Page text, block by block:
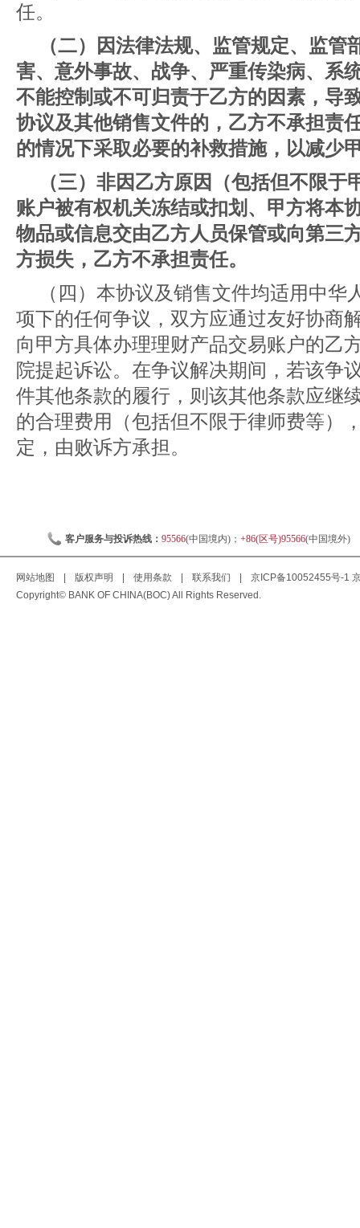
任。
（二）因法律法规、监管规定、监管
害、意外事故、战争、严重传染病、系
不能控制或不可归责于乙方的因素，导
协议及其他销售文件的，乙方不承担责
的情况下采取必要的补救措施，以减少
（三）非因乙方原因（包括但不限
账户被有权机关冻结或扣划、甲方将本
物品或信息交由乙方人员保管或向第三
方损失，乙方不承担责任。
（四）本协议及销售文件均适用中
项下的任何争议，双方应通过友好协商
向甲方具体办理理财产品交易账户的乙
院提起诉讼。在争议解决期间，若该争
件其他条款的履行，则该其他条款应继
的合理费用（包括但不限于律师费等）
定，由败诉方承担。
客户服务与投诉热线： 95566(中国境内)； +86(区号)95566(中国境外)
网站地图 版权声明 使用条款 联系我们 京ICP备10052455号-1
Copyright© BANK OF CHINA(BOC) All Rights Reserved.